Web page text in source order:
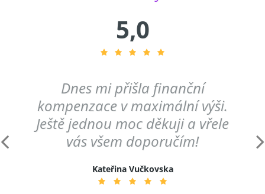
5,0
Dnes mi přišla finanční
kompenzace v maximální výši.
Ještě jednou moc děkuji a vřele
vás všem doporučím!
Kateřina Vučkovska